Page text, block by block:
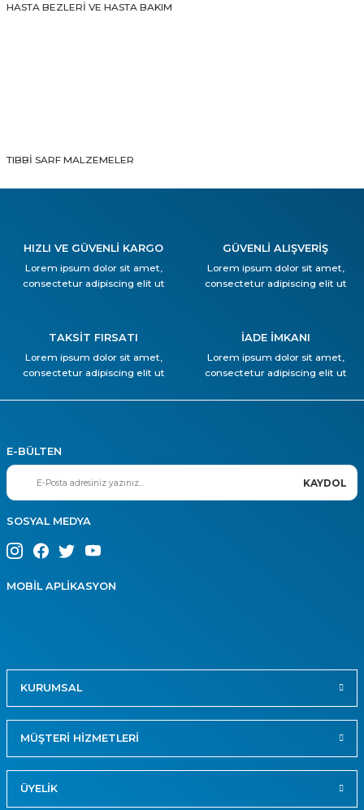
HASTA BEZLERİ VE HASTA BAKIM
TIBBİ SARF MALZEMELER
HIZLI VE GÜVENLİ KARGO
Lorem ipsum dolor sit amet,
consectetur adipiscing elit ut
GÜVENLİ ALIŞVERİŞ
Lorem ipsum dolor sit amet,
consectetur adipiscing elit ut
TAKSİT FIRSATI
Lorem ipsum dolor sit amet,
consectetur adipiscing elit ut
İADE İMKANI
Lorem ipsum dolor sit amet,
consectetur adipiscing elit ut
E-BÜLTEN
KAYDOL
SOSYAL MEDYA
MOBİL APLİKASYON
KURUMSAL
MÜŞTERİ HİZMETLERİ
ÜYELİK